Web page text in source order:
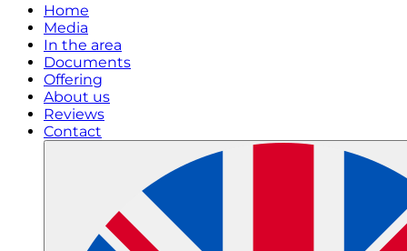
Home
Media
In the area
Documents
Offering
About us
Reviews
Contact